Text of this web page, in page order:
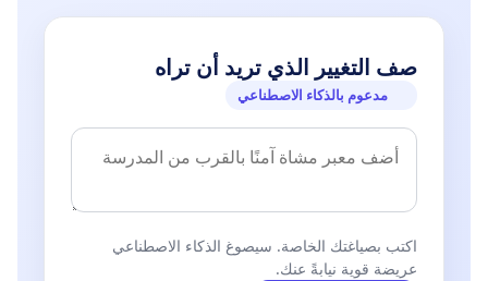
صف التغيير الذي تريد أن تراه
مدعوم بالذكاء الاصطناعي
اكتب بصياغتك الخاصة. سيصوغ الذكاء الاصطناعي
عريضة قوية نيابةً عنك.